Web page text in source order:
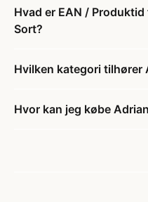
Hvad er EAN /
Sort?
Hvilken kategori tilhører
Hvor kan jeg købe